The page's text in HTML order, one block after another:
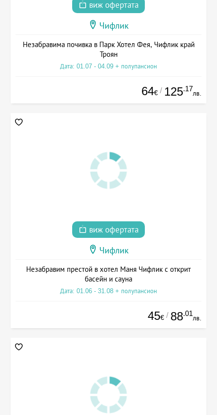
виж офертата
Чифлик
Незабравима почивка в Парк Хотел Фея, Чифлик край
Троян
Дата: 01.07 - 04.09 + полупансион
64€ / 125.17
лв.
виж офертата
Чифлик
Незабравим престой в хотел Маня Чифлик с открит
басейн и сауна
Дата: 01.06 - 31.08 + полупансион
45€ / 88.01
лв.